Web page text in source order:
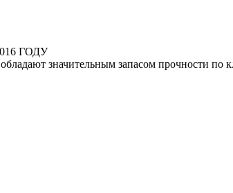
ГОДУ
значительным запасом прочности по